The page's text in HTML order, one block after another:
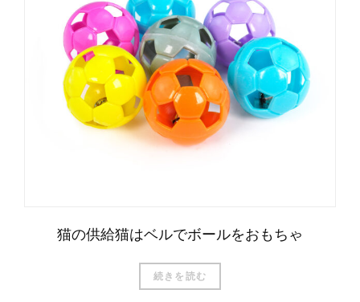
猫の供給猫はベルでボールをおもちゃ
続きを読む